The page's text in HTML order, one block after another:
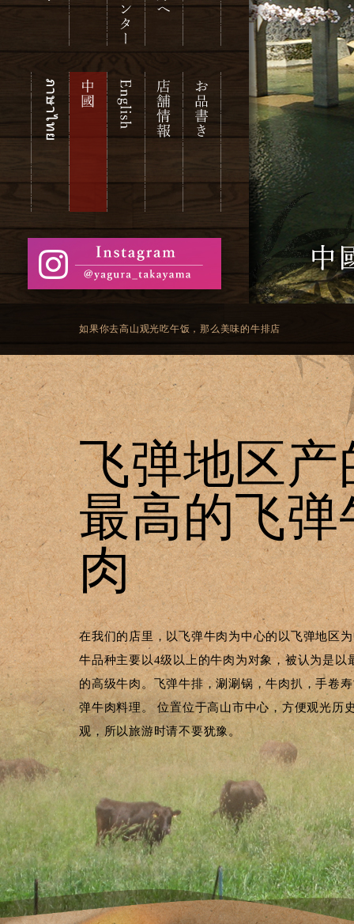
如果你去高山观光吃午饭，那么美味的牛排店
飞弹地区产
最高的飞弹
肉
在我们的店里，以飞弹牛肉为中心的以飞弹地区
牛品种主要以4级以上的牛肉为对象，被认为是以
的高级牛肉。飞弹牛排，涮涮锅，牛肉扒，手卷
弹牛肉料理。 位置位于高山市中心，方便观光历
观，所以旅游时请不要犹豫。